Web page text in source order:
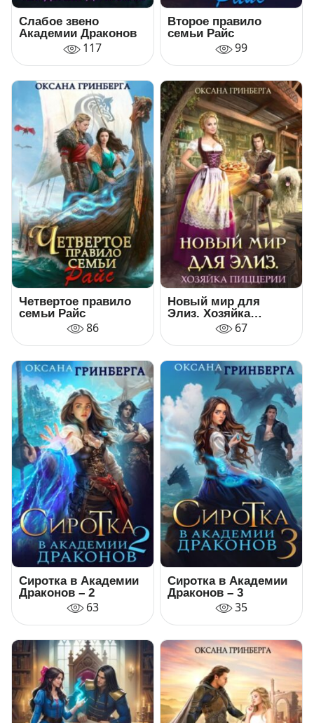
Слабое звено
Академии Драконов
117
Второе правило
семьи Райс
99
Четвертое правило
семьи Райс
86
Новый мир для
Элиз. Хозяйка
пиццерии
67
Сиротка в Академии
Драконов – 2
63
Сиротка в Академии
Драконов – 3
35